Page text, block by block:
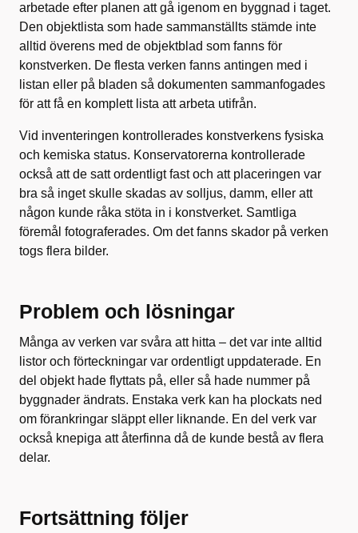
arbetade efter planen att gå igenom en byggnad i taget.
Den objektlista som hade sammanställts stämde inte
alltid överens med de objektblad som fanns för
konstverken. De flesta verken fanns antingen med i
listan eller på bladen så dokumenten sammanfogades
för att få en komplett lista att arbeta utifrån.
Vid inventeringen kontrollerades konstverkens fysiska
och kemiska status. Konservatorerna kontrollerade
också att de satt ordentligt fast och att placeringen var
bra så inget skulle skadas av solljus, damm, eller att
någon kunde råka stöta in i konstverket. Samtliga
föremål fotograferades. Om det fanns skador på verken
togs flera bilder.
Problem och lösningar
Många av verken var svåra att hitta – det var inte alltid
listor och förteckningar var ordentligt uppdaterade. En
del objekt hade flyttats på, eller så hade nummer på
byggnader ändrats. Enstaka verk kan ha plockats ned
om förankringar släppt eller liknande. En del verk var
också knepiga att återfinna då de kunde bestå av flera
delar.
Fortsättning följer